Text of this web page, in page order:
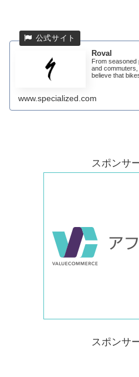
Roval
From seasoned
and commuters,
believe that
www.specialized.com
スポンサ
スポンサ